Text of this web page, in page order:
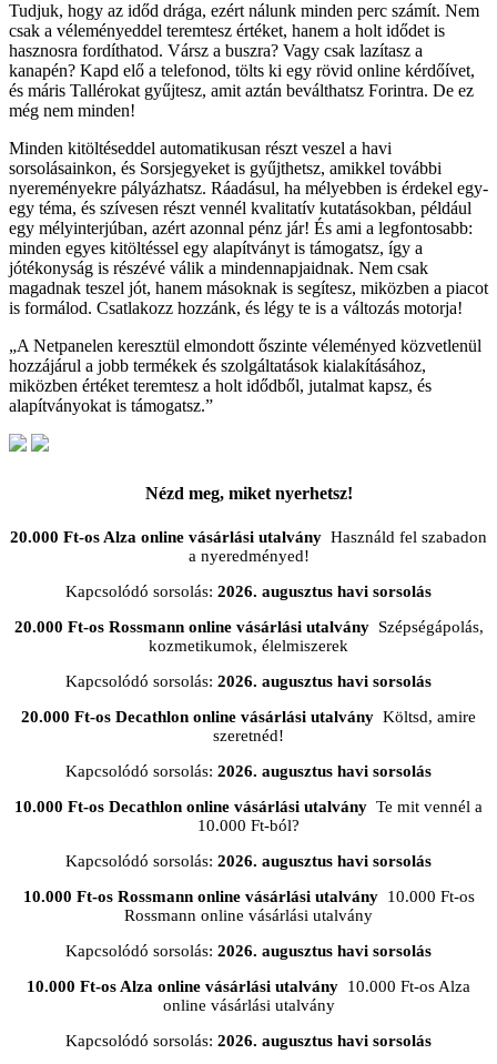
Tudjuk, hogy az időd drága, ezért nálunk minden perc számít. Nem
csak a véleményeddel teremtesz értéket, hanem a holt idődet is
hasznosra fordíthatod. Vársz a buszra? Vagy csak lazítasz a
kanapén? Kapd elő a telefonod, tölts ki egy rövid online kérdőívet,
és máris Tallérokat gyűjtesz, amit aztán beválthatsz Forintra. De ez
még nem minden!
Minden kitöltéseddel automatikusan részt veszel a havi
sorsolásainkon, és Sorsjegyeket is gyűjthetsz, amikkel további
nyereményekre pályázhatsz. Ráadásul, ha mélyebben is érdekel egy-
egy téma, és szívesen részt vennél kvalitatív kutatásokban, például
egy mélyinterjúban, azért azonnal pénz jár! És ami a legfontosabb:
minden egyes kitöltéssel egy alapítványt is támogatsz, így a
jótékonyság is részévé válik a mindennapjaidnak. Nem csak
magadnak teszel jót, hanem másoknak is segítesz, miközben a piacot
is formálod. Csatlakozz hozzánk, és légy te is a változás motorja!
„A Netpanelen keresztül elmondott őszinte véleményed közvetlenül
hozzájárul a jobb termékek és szolgáltatások kialakításához,
miközben értéket teremtesz a holt idődből, jutalmat kapsz, és
alapítványokat is támogatsz.”
Nézd meg, miket nyerhetsz!
20.000 Ft-os Alza online vásárlási utalvány Használd fel szabadon
a nyeredményed!
Kapcsolódó sorsolás: 2026. augusztus havi sorsolás
20.000 Ft-os Rossmann online vásárlási utalványSzépségápolás,
kozmetikumok, élelmiszerek
Kapcsolódó sorsolás: 2026. augusztus havi sorsolás
20.000 Ft-os Decathlon online vásárlási utalvány Költsd, amire
szeretnéd!
Kapcsolódó sorsolás: 2026. augusztus havi sorsolás
10.000 Ft-os Decathlon online vásárlási utalvány Te mit vennél a
10.000 Ft-ból?
Kapcsolódó sorsolás: 2026. augusztus havi sorsolás
10.000 Ft-os Rossmann online vásárlási utalvány10.000 Ft-os
Rossmann online vásárlási utalvány
Kapcsolódó sorsolás: 2026. augusztus havi sorsolás
10.000 Ft-os Alza online vásárlási utalvány 10.000 Ft-os Alza
online vásárlási utalvány
Kapcsolódó sorsolás: 2026. augusztus havi sorsolás